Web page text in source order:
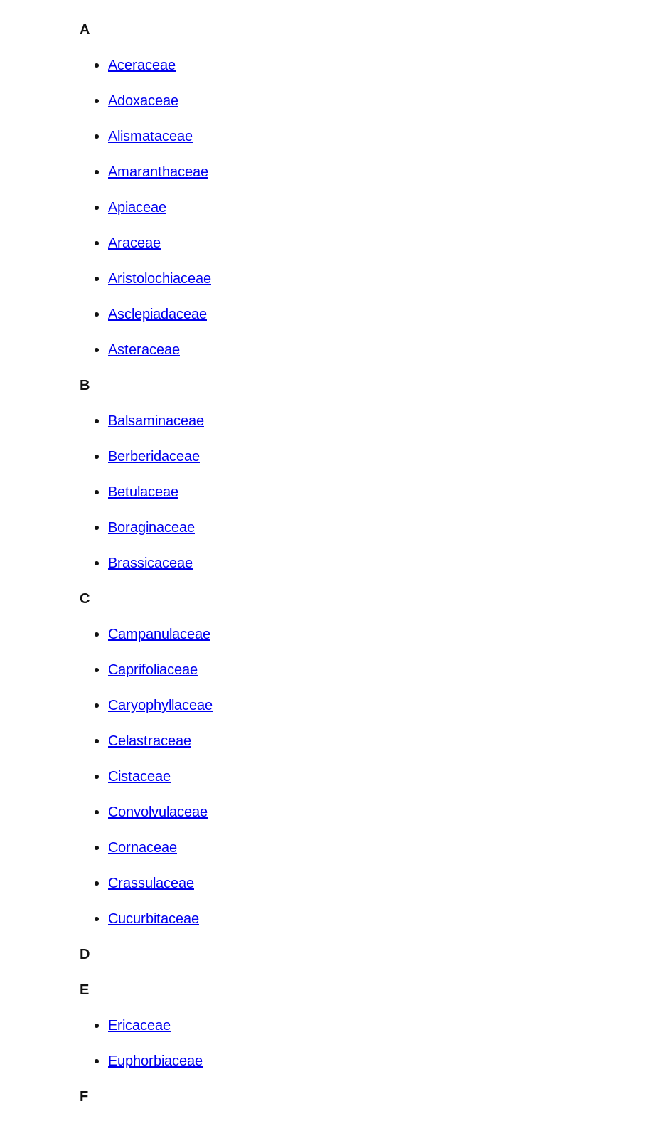
A
Aceraceae
Adoxaceae
Alismataceae
Amaranthaceae
Apiaceae
Araceae
Aristolochiaceae
Asclepiadaceae
Asteraceae
B
Balsaminaceae
Berberidaceae
Betulaceae
Boraginaceae
Brassicaceae
C
Campanulaceae
Caprifoliaceae
Caryophyllaceae
Celastraceae
Cistaceae
Convolvulaceae
Cornaceae
Crassulaceae
Cucurbitaceae
D
E
Ericaceae
Euphorbiaceae
F